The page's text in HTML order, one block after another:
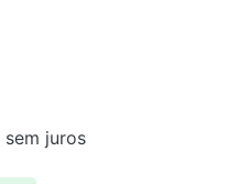
sem juros